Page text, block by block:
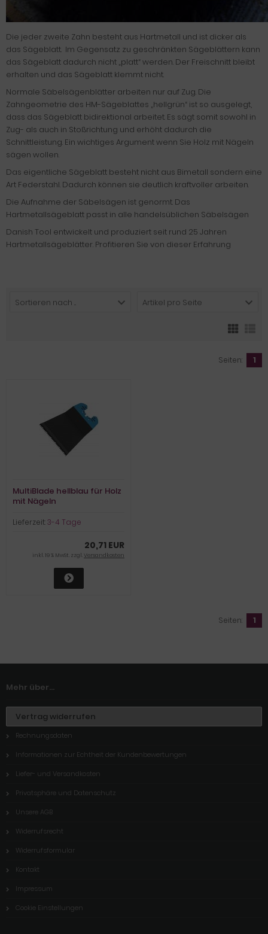
Die jeder zweite Zahn besteht aus Hartmetall und ist dicker als
das Sägeblatt. Im Gegensatz zu geschränkten Sägeblättern kann
das Sägeblatt dadurch nicht „platt“ werden. Der Freischnitt bleibt
erhalten und das Sägeblatt klemmt nicht.
Normale Säbelsägenblätter arbeiten nur auf Zug. Die
Zahngeometrie des HM-Sägeblattes „hellgrün“ ist so ausgelegt,
dass das Sägeblatt bidirektional arbeitet. Es sägt somit sowohl in
Zug- als auch in Stoßrichtung und erhöht dadurch die
Schnittleistung. Ein wichtiges Argument wenn Sie Holz mit Nägeln
sägen wollen.
Das eigentliche Sägeblatt besteht nicht aus Bimetall sondern eine
Art Federstahl. Dadurch können sie deutlich kraftvoller arbeiten.
Die Aufnahme der Säbelsägen ist genormt. Das
Hartmetallsägeblatt passt in alle handelsüblichen Säbelsägen
Danish Tool entwickelt und produziert seit rund 25 Jahren
Hartmetallsägeblätter. Profitieren Sie von dieser Erfahrung
Sortieren nach ... Artikel pro Seite
Seiten: 1
MultiBlade hellblau für Holz
mit Nägeln
Lieferzeit:3-4 Tage
20,71 EUR
inkl. 19 % MwSt. zzgl.Versandkosten
Seiten: 1
Mehr über...
Vertrag widerrufen
Rechnungsdaten
Informationen zur Echtheit der Kundenbewertungen
Liefer- und Versandkosten
Privatsphäre und Datenschutz
Unsere AGB
Widerrufsrecht
Widerrufsformular
Kontakt
Impressum
Cookie Einstellungen